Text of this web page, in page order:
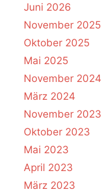
Juni 2026
November 2025
Oktober 2025
Mai 2025
November 2024
März 2024
November 2023
Oktober 2023
Mai 2023
April 2023
März 2023